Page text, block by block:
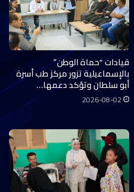
قيادات “حماة الوطن”
بالإسماعيلية تزور مركز طب أسرة
أبو سلطان وتؤكد دعمها…
2026-08-02